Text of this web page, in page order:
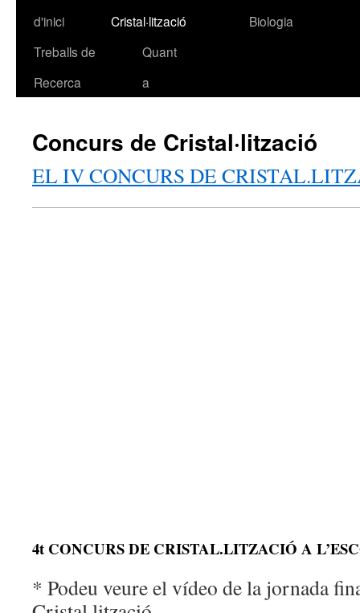
contingut
d'inici
Cristal·lització
Biologia
Treballs de
Recerca
Quant
a
Concurs de Cristal·lització
EL IV CONCURS DE
4t CONCURS DE CRISTAL.LITZACIÓ A
* Podeu veure el vídeo de la jornada